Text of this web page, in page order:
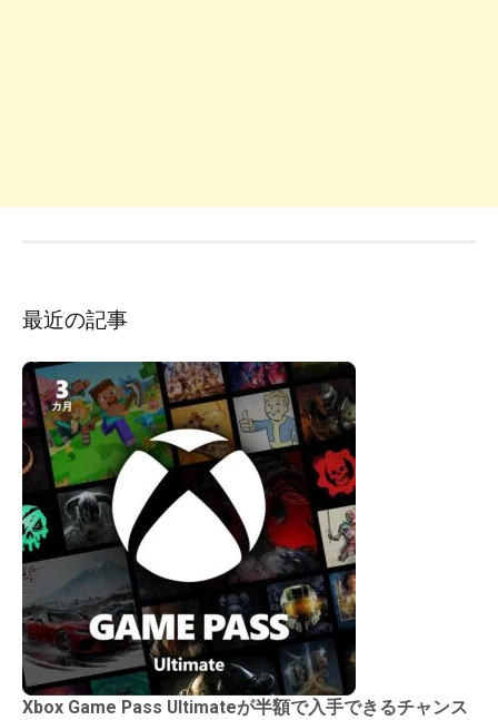
最近の記事
Xbox Game Pass Ultimateが半額で入手できるチャンス